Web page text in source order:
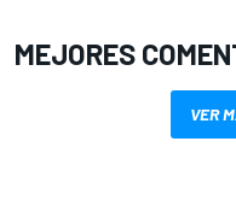
MEJORES
VER